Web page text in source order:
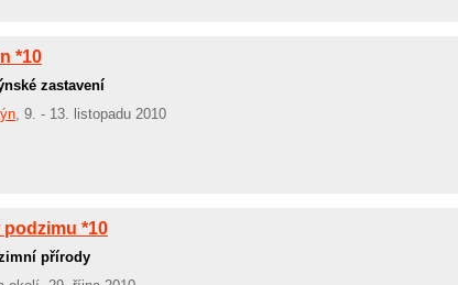
*10
zastavení
, 9. - 13. listopadu 2010
podzimu *10
přírody